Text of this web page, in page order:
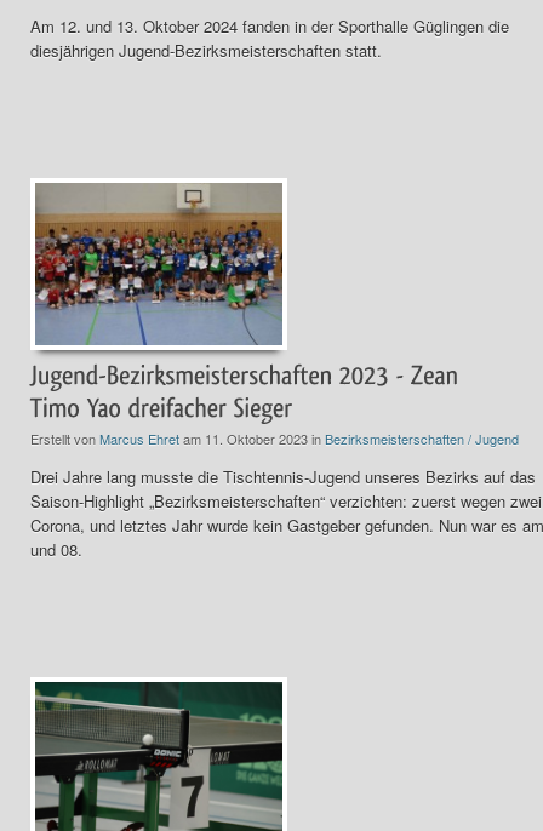
Am 12. und 13. Oktober 2024 fanden in der Sporthalle Güglingen die
diesjährigen Jugend-Bezirksmeisterschaften statt.
Erstellt vonMarcus Ehretam 11. Oktober 2023 inBezirksmeisterschaften / Jugend
Drei Jahre lang musste die Tischtennis-Jugend unseres Bezirks auf das
Saison-Highlight „Bezirksmeisterschaften“ verzichten: zuerst wegen
Corona, und letztes Jahr wurde kein Gastgeber gefunden. Nun war es
und 08.